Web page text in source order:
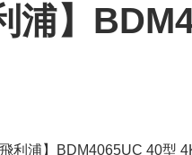
浦】
利浦】BDM4065UC 40型